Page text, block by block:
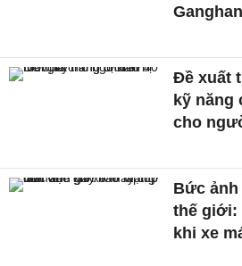
Đề xuất
kỹ năng
cho
Bức ảnh
thế giới:
khi xe